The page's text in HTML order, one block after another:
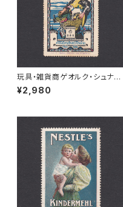
玩具・雑貨商ゲオルク・シュナイ
ダー商会の広告ポスタースタン
プ 1900年頃
¥2,980